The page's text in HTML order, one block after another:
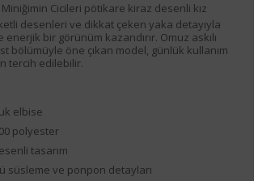
Miniğimin Cicileri pötikare kiraz desenli kız
desenleri ve dikkat çeken yaka detayıyla
bir görünüm kazandırır. Omuz askılı
bölümüyle öne çıkan model, günlük kullanım
tercih edilebilir.
elbise
polyester
tasarım
süsleme ve ponpon detayları